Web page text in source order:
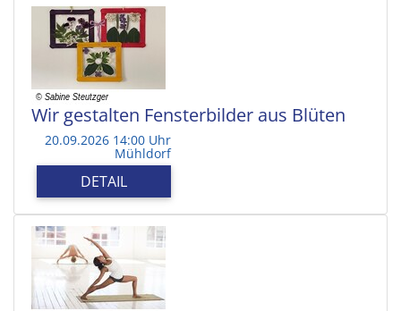
Wir gestalten Fensterbilder aus Blüten
20.09.2026 14:00 Uhr
Mühldorf
DETAIL